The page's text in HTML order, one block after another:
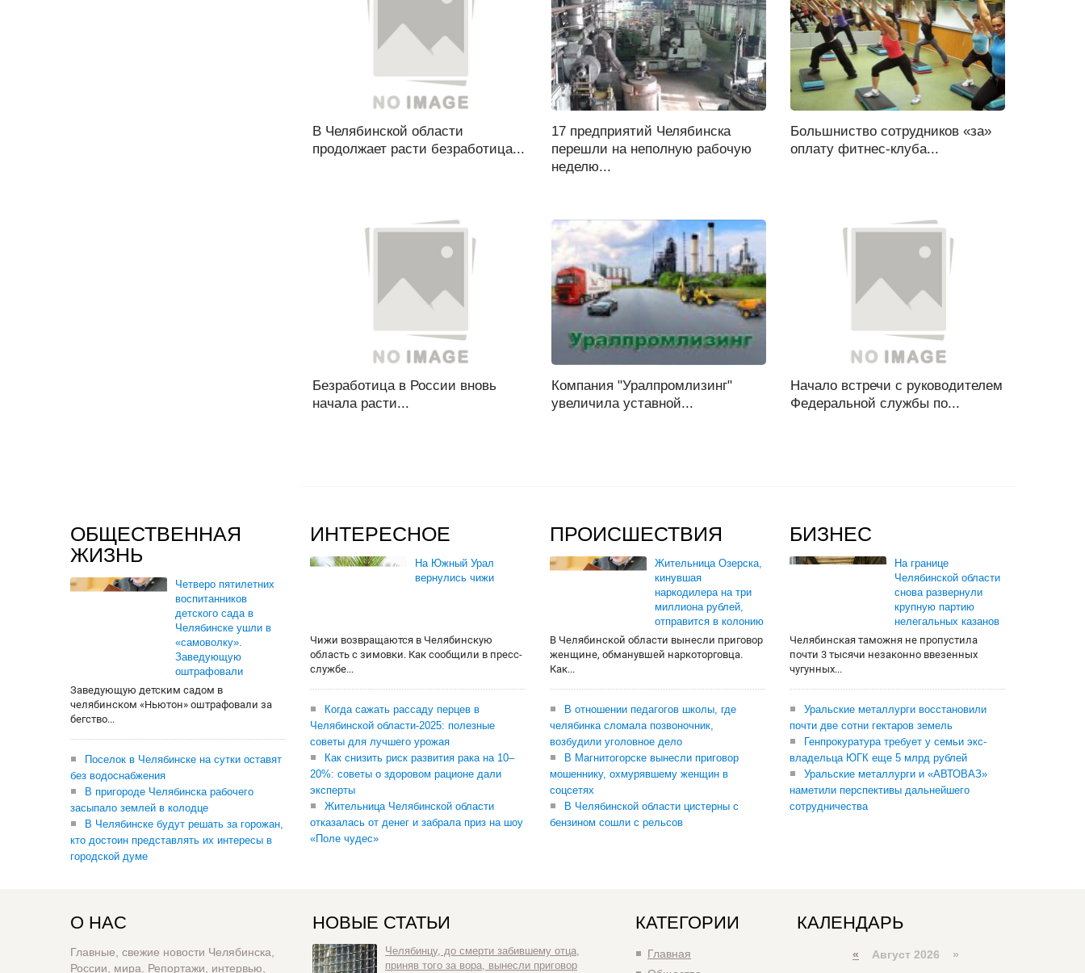
В Челябинской области
продолжает расти безработица...
17 предприятий Челябинска
перешли на неполную рабочую
неделю...
Большниство сотрудников «за»
оплату фитнес-клуба...
Безработица в России вновь
начала расти...
Компания "Уралпромлизинг"
увеличила уставной...
Начало встречи с руководителем
Федеральной службы по...
ОБЩЕСТВЕННАЯ
ЖИЗНЬ
Четверо пятилетних
воспитанников
детского сада в
Челябинске ушли в
«самоволку».
Заведующую
оштрафовали
Заведующую детским садом в
челябинском «Ньютон» оштрафовали за
бегство...
Поселок в Челябинске на сутки оставят
без водоснабжения
В пригороде Челябинска рабочего
засыпало землей в колодце
В Челябинске будут решать за горожан,
кто достоин представлять их интересы в
городской думе
ИНТЕРЕСНОЕ
На Южный Урал
вернулись чижи
Чижи возвращаются в Челябинскую
область с зимовки. Как сообщили в пресс-
службе...
Когда сажать рассаду перцев в
Челябинской области-2025: полезные
советы для лучшего урожая
Как снизить риск развития рака на 10–
20%: советы о здоровом рационе дали
эксперты
Жительница Челябинской области
отказалась от денег и забрала приз на шоу
«Поле чудес»
ПРОИСШЕСТВИЯ
Жительница Озерска,
кинувшая
наркодилера на три
миллиона рублей,
отправится в колонию
В Челябинской области вынесли приговор
женщине, обманувшей наркоторговца.
Как...
В отношении педагогов школы, где
челябинка сломала позвоночник,
возбудили уголовное дело
В Магнитогорске вынесли приговор
мошеннику, охмурявшему женщин в
соцсетях
В Челябинской области цистерны с
бензином сошли с рельсов
БИЗНЕС
На границе
Челябинской области
снова развернули
крупную партию
нелегальных казанов
Челябинская таможня не пропустила
почти 3 тысячи незаконно ввезенных
чугунных...
Уральские металлурги восстановили
почти две сотни гектаров земель
Генпрокуратура требует у семьи экс-
владельца ЮГК еще 5 млрд рублей
Уральские металлурги и «АВТОВАЗ»
наметили перспективы дальнейшего
сотрудничества
О НАС
Главные, свежие новости Челябинска,
России, мира. Репортажи, интервью,
НОВЫЕ СТАТЬИ
Челябинцу, до смерти забившему отца,
приняв того за вора, вынесли приговор
КАТЕГОРИИ
Главная
КАЛЕНДАРЬ
« Август 2026 »